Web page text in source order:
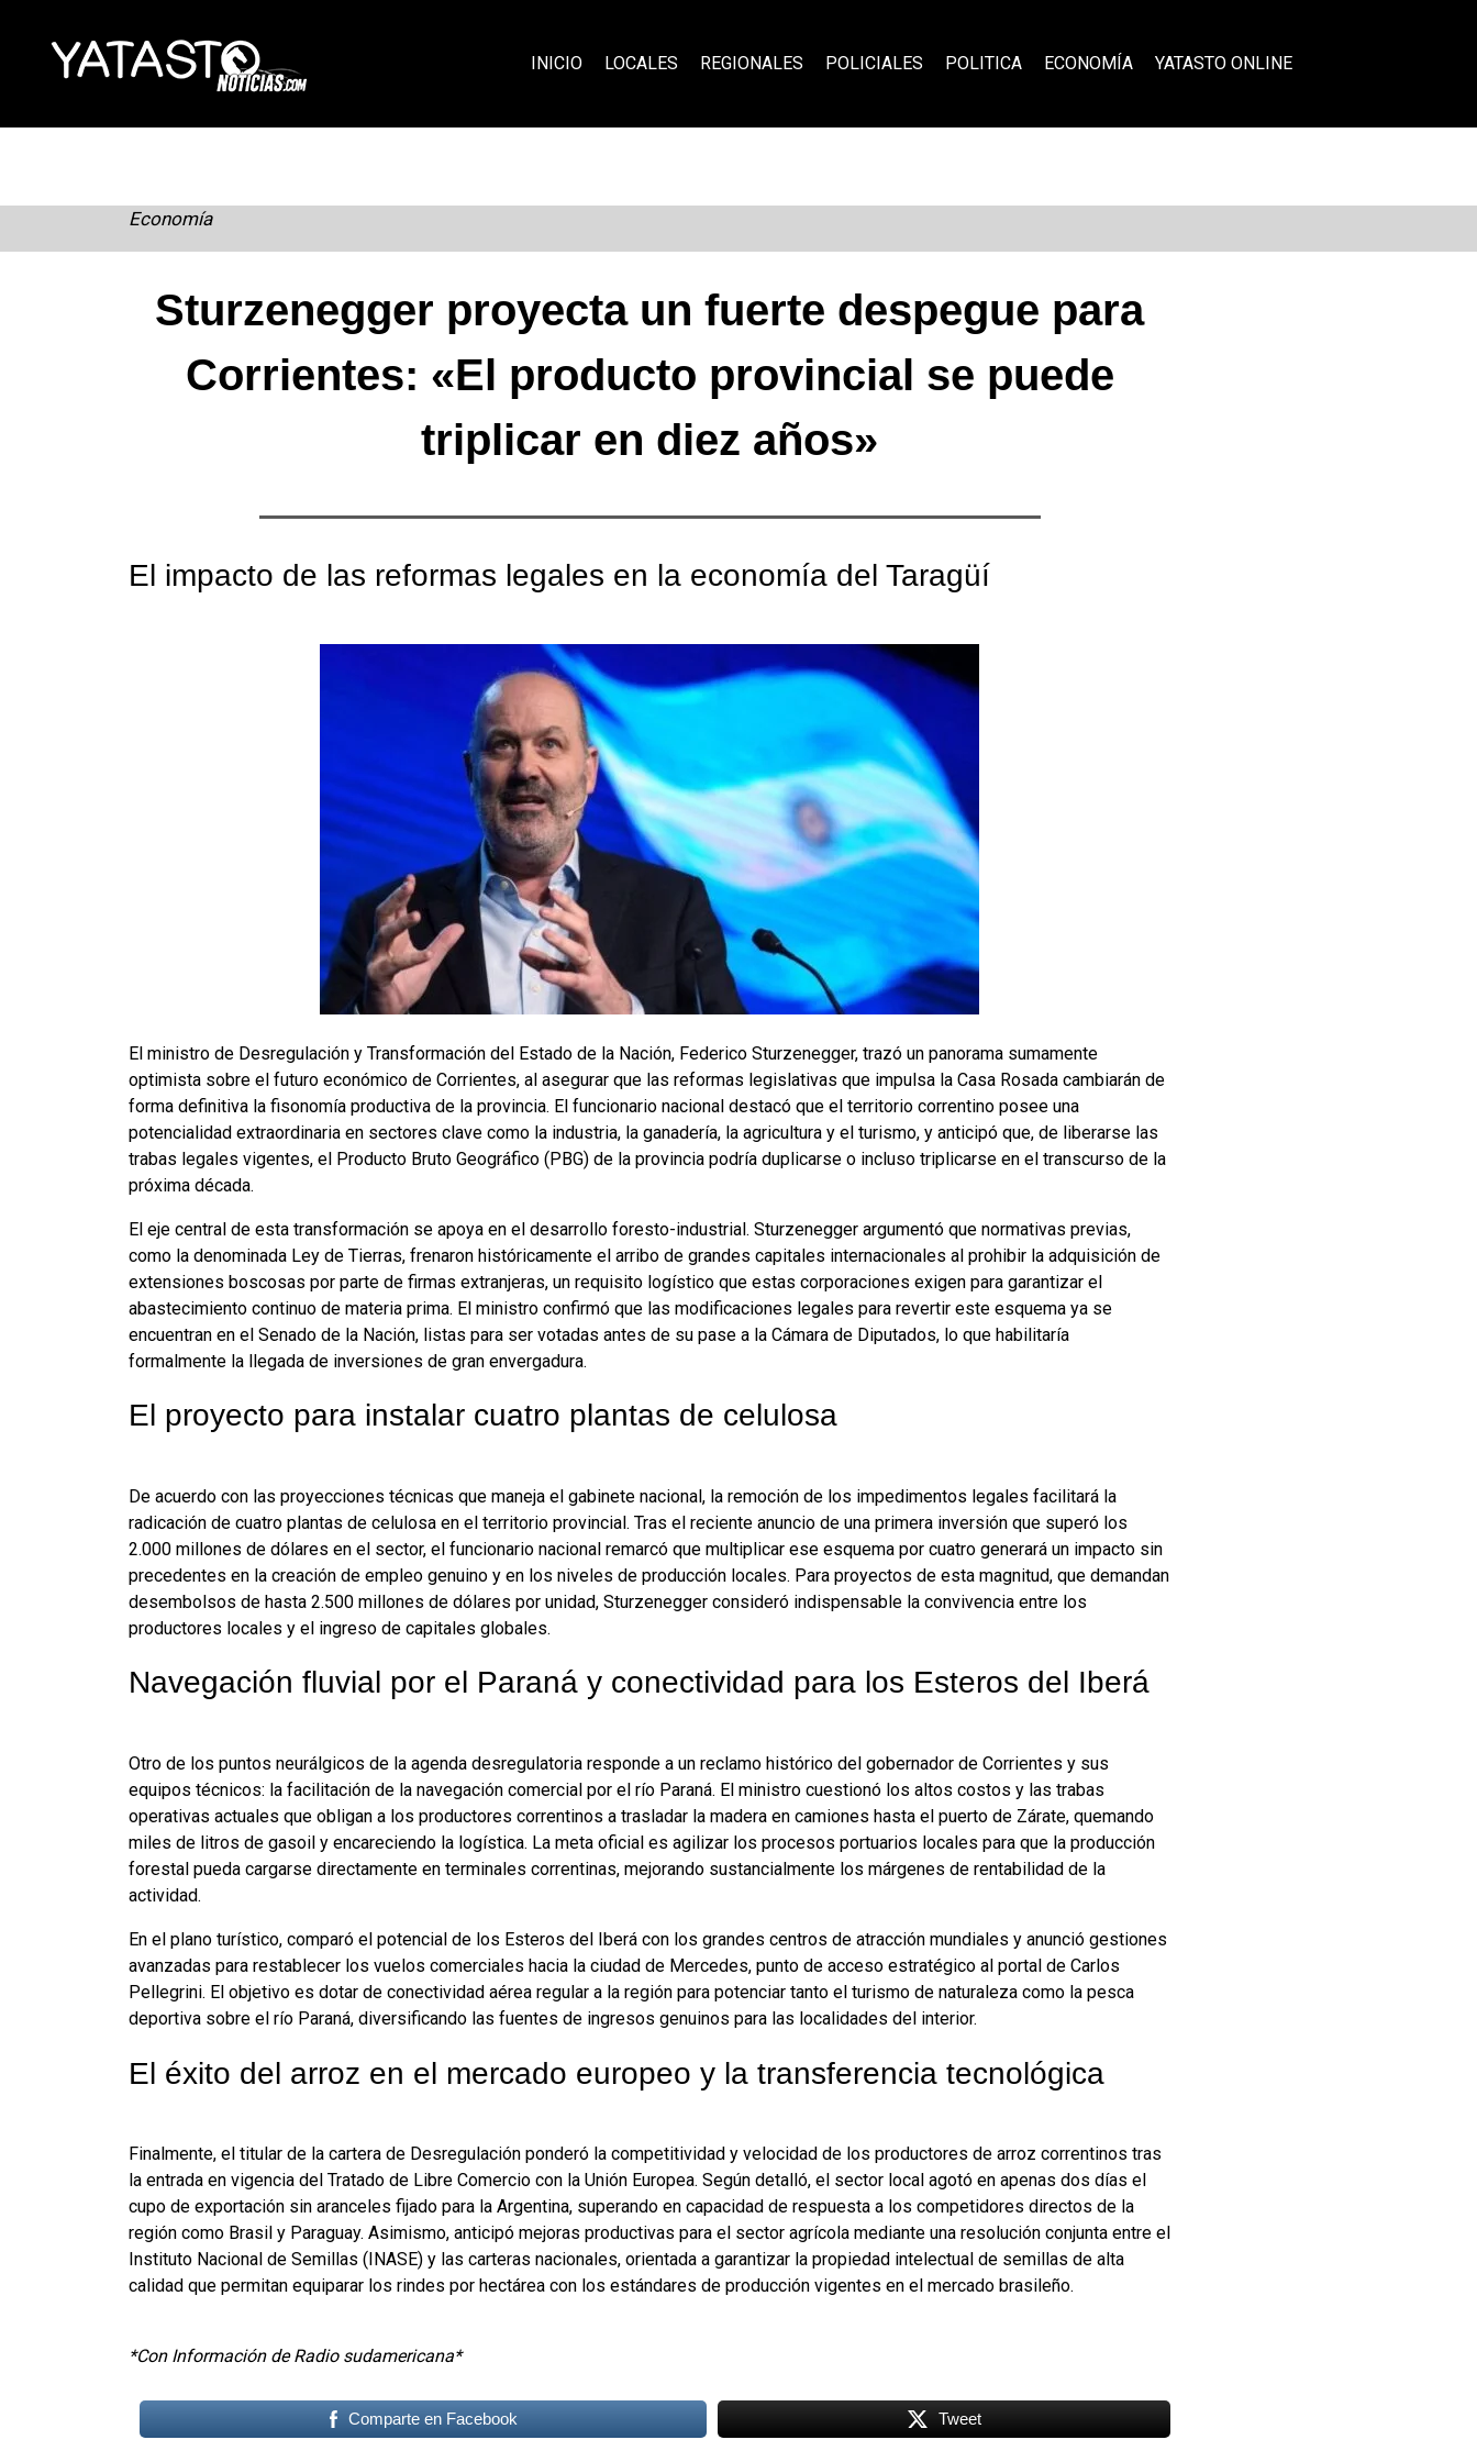
INICIO LOCALES REGIONALES POLICIALES POLITICA ECONOMÍA YATASTO ONLINE
Economía
Sturzenegger proyecta un fuerte despegue para
Corrientes: «El producto provincial se puede
triplicar en diez años»
El impacto de las reformas legales en la economía del Taragüí
El ministro de Desregulación y Transformación del Estado de la Nación, Federico Sturzenegger, trazó un panorama sumamente
optimista sobre el futuro económico de Corrientes, al asegurar que las reformas legislativas que impulsa la Casa Rosada cambiarán de
forma definitiva la fisonomía productiva de la provincia. El funcionario nacional destacó que el territorio correntino posee una
potencialidad extraordinaria en sectores clave como la industria, la ganadería, la agricultura y el turismo, y anticipó que, de liberarse las
trabas legales vigentes, el Producto Bruto Geográfico (PBG) de la provincia podría duplicarse o incluso triplicarse en el transcurso de la
próxima década.
El eje central de esta transformación se apoya en el desarrollo foresto-industrial. Sturzenegger argumentó que normativas previas,
como la denominada Ley de Tierras, frenaron históricamente el arribo de grandes capitales internacionales al prohibir la adquisición de
extensiones boscosas por parte de firmas extranjeras, un requisito logístico que estas corporaciones exigen para garantizar el
abastecimiento continuo de materia prima. El ministro confirmó que las modificaciones legales para revertir este esquema ya se
encuentran en el Senado de la Nación, listas para ser votadas antes de su pase a la Cámara de Diputados, lo que habilitaría
formalmente la llegada de inversiones de gran envergadura.
El proyecto para instalar cuatro plantas de celulosa
De acuerdo con las proyecciones técnicas que maneja el gabinete nacional, la remoción de los impedimentos legales facilitará la
radicación de cuatro plantas de celulosa en el territorio provincial. Tras el reciente anuncio de una primera inversión que superó los
2.000 millones de dólares en el sector, el funcionario nacional remarcó que multiplicar ese esquema por cuatro generará un impacto sin
precedentes en la creación de empleo genuino y en los niveles de producción locales. Para proyectos de esta magnitud, que demandan
desembolsos de hasta 2.500 millones de dólares por unidad, Sturzenegger consideró indispensable la convivencia entre los
productores locales y el ingreso de capitales globales.
Navegación fluvial por el Paraná y conectividad para los Esteros del Iberá
Otro de los puntos neurálgicos de la agenda desregulatoria responde a un reclamo histórico del gobernador de Corrientes y sus
equipos técnicos: la facilitación de la navegación comercial por el río Paraná. El ministro cuestionó los altos costos y las trabas
operativas actuales que obligan a los productores correntinos a trasladar la madera en camiones hasta el puerto de Zárate, quemando
miles de litros de gasoil y encareciendo la logística. La meta oficial es agilizar los procesos portuarios locales para que la producción
forestal pueda cargarse directamente en terminales correntinas, mejorando sustancialmente los márgenes de rentabilidad de la
actividad.
En el plano turístico, comparó el potencial de los Esteros del Iberá con los grandes centros de atracción mundiales y anunció gestiones
avanzadas para restablecer los vuelos comerciales hacia la ciudad de Mercedes, punto de acceso estratégico al portal de Carlos
Pellegrini. El objetivo es dotar de conectividad aérea regular a la región para potenciar tanto el turismo de naturaleza como la pesca
deportiva sobre el río Paraná, diversificando las fuentes de ingresos genuinos para las localidades del interior.
El éxito del arroz en el mercado europeo y la transferencia tecnológica
Finalmente, el titular de la cartera de Desregulación ponderó la competitividad y velocidad de los productores de arroz correntinos tras
la entrada en vigencia del Tratado de Libre Comercio con la Unión Europea. Según detalló, el sector local agotó en apenas dos días el
cupo de exportación sin aranceles fijado para la Argentina, superando en capacidad de respuesta a los competidores directos de la
región como Brasil y Paraguay. Asimismo, anticipó mejoras productivas para el sector agrícola mediante una resolución conjunta entre el
Instituto Nacional de Semillas (INASE) y las carteras nacionales, orientada a garantizar la propiedad intelectual de semillas de alta
calidad que permitan equiparar los rindes por hectárea con los estándares de producción vigentes en el mercado brasileño.
*Con Información de Radio sudamericana*
Comparte en Facebook Tweet